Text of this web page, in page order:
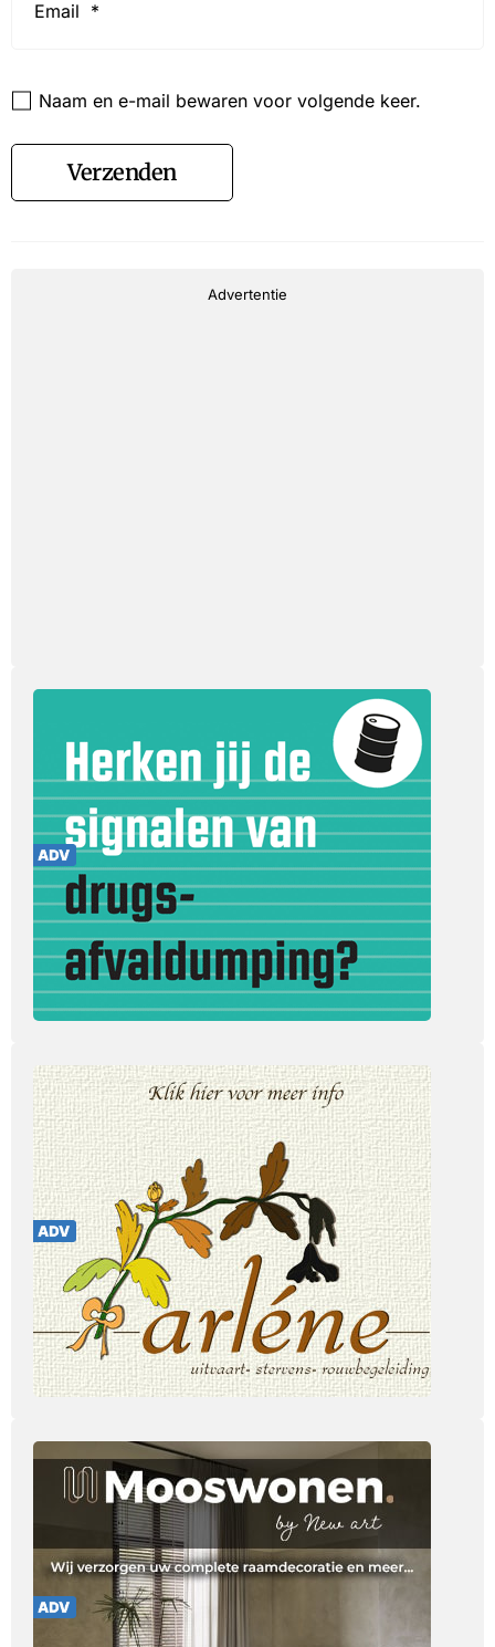
Naam en e-mail bewaren voor volgende keer.
Verzenden
Advertentie